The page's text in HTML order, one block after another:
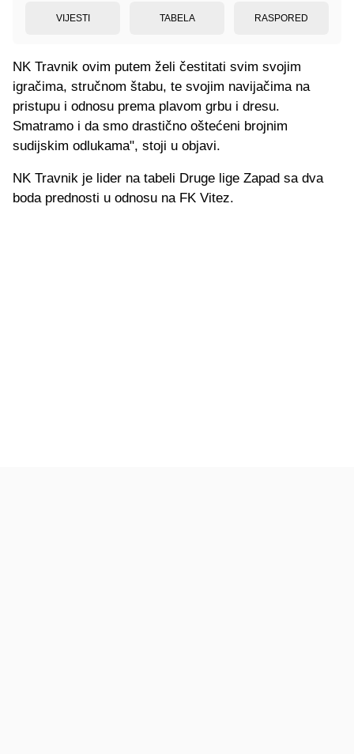
VIJESTI TABELA RASPORED
NK Travnik ovim putem želi čestitati svim svojim
igračima, stručnom štabu, te svojim navijačima na
pristupu i odnosu prema plavom grbu i dresu.
Smatramo i da smo drastično oštećeni brojnim
sudijskim odlukama", stoji u objavi.
NK Travnik je lider na tabeli Druge lige Zapad sa dva
boda prednosti u odnosu na FK Vitez.